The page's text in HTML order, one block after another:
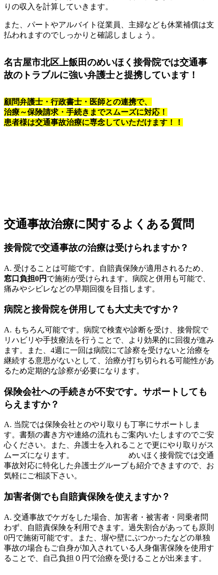
りの収入を計算していきます。
また、パートやアルバイト従業員、主婦なども休業補償は支
払われますのでしっかりと確認しましょう。
名古屋市北区上飯田のめいほく接骨院では交通事
故のトラブルに強い弁護士と提携しています！
顧問弁護士・行政書士・医師との連携で、
治療～保険請求・手続きまでスムーズに対応！
患者様は交通事故治療に専念していただけます！！
交通事故治療に関するよくある質問
接骨院で交通事故の治療は受けられますか？
A. 受けることは可能です。自賠責保険が適用されるため、
窓口負担0円 で施術が受けられます。病院と併用も可能で、
痛みやシビレなどの早期回復を目指します。
病院と接骨院を併用しても大丈夫ですか？
A. もちろん可能です。病院で検査や診断を受け、接骨院で
リハビリや手技療法を行うことで、より効果的に回復が進み
ます。また、4週に一回は病院にて診察を受けないと治療を
継続する意思がないとして、治療が打ち切られる可能性があ
るため定期的な診察が必要になります。
保険会社への手続きが不安です。サポートしても
らえますか？
A. 当院では保険会社とのやり取りも丁寧にサポートしま
す。書類の書き方や連絡の流れもご案内いたしますのでご安
心ください。また、弁護士を入れることで更にやり取りがス
ムーズになります。 めいほく接骨院では交通
事故対応に特化した弁護士グループも紹介できますので、お
気軽にご相談下さい。
加害者側でも自賠責保険を使えますか？
A. 交通事故でケガをした場合、加害者・被害者・同乗者問
わず、自賠責保険を利用できます。過失割合があっても原則
0円で施術可能です。また、塀や壁にぶつかったなどの単独
事故の場合もご自身が加入されている人身傷害保険を使用す
ることで、自己負担０円で治療を受けることが出来ます。